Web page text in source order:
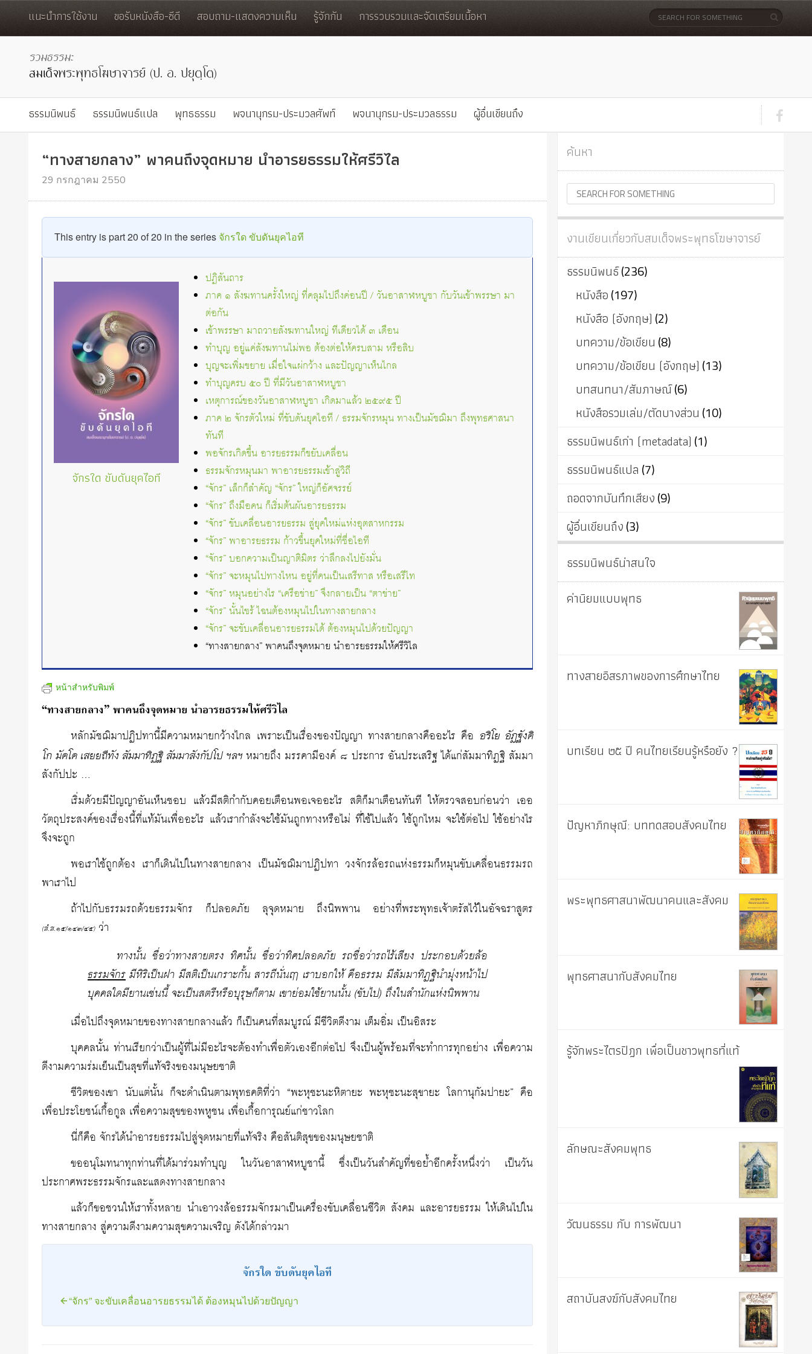
แนะนำการใช้งาน ขอรับหนังสือ-ซีดี สอบถาม-แสดงความเห็น รู้จักกัน การรวบรวมและจัดเตรียมเนื้อหา
ธรรมนิพนธ์ ธรรมนิพนธ์แปล พุทธธรรม พจนานุกรม-ประมวลศัพท์ พจนานุกรม-ประมวลธรรม ผู้อื่นเขียนถึง
“ทางสายกลาง” พาคนถึงจุดหมาย นำอารยธรรมให้ศรีวิไล
29 กรกฎาคม 2550
This entry is part 20 of 20 in the series จักรใด ขับดันยุคไอที
จักรใด ขับดันยุคไอที
ปฏิสันถาร
ภาค ๑ สังฆทานครั้งใหญ่ ที่คลุมไปถึงค่อนปี / วันอาสาฬหบูชา กับวันเข้าพรรษา มา
ต่อกัน
เข้าพรรษา มาถวายสังฆทานใหญ่ ทีเดียวได้ ๓ เดือน
ทำบุญ อยู่แค่สังฆทานไม่พอ ต้องต่อให้ครบสาม หรือสิบ
บุญจะเพิ่มขยาย เมื่อใจแผ่กว้าง และปัญญาเห็นไกล
ทำบุญครบ ๕๐ ปี ที่มีวันอาสาฬหบูชา
เหตุการณ์ของวันอาสาฬหบูชา เกิดมาแล้ว ๒๕๙๕ ปี
ภาค ๒ จักรตัวใหม่ ที่ขับดันยุคไอที / ธรรมจักรหมุน ทางเป็นมัชฌิมา ถึงพุทธศาสนา
ทันที
พอจักรเกิดขึ้น อารยธรรมก็ขยับเคลื่อน
ธรรมจักรหมุนมา พาอารยธรรมเข้าสู่วิถี
“จักร” เล็กก็สำคัญ “จักร” ใหญ่ก็อัศจรรย์
“จักร” ถึงมือคน ก็เริ่มต้นผันอารยธรรม
“จักร” ขับเคลื่อนอารยธรรม สู่ยุคใหม่แห่งอุตสาหกรรม
“จักร” พาอารยธรรม ก้าวขึ้นยุคใหม่ที่ชื่อไอที
“จักร” บอกความเป็นญาติมิตร ว่าลึกลงไปยังมั่น
“จักร” จะหมุนไปทางไหน อยู่ที่คนเป็นเสรีทาส หรือเสรีไท
“จักร” หมุนอย่างไร “เครือข่าย” จึงกลายเป็น “ตาข่าย”
“จักร” นั้นไซร้ ไฉนต้องหมุนไปในทางสายกลาง
“จักร” จะขับเคลื่อนอารยธรรมได้ ต้องหมุนไปด้วยปัญญา
“ทางสายกลาง” พาคนถึงจุดหมาย นำอารยธรรมให้ศรีวิไล
หน้าสำหรับพิมพ์
“ทางสายกลาง” พาคนถึงจุดหมาย นำอารยธรรมให้ศรีวิไล
หลักมัชฌิมาปฏิปทานี้มีความหมายกว้างไกล เพราะเป็นเรื่องของปัญญา ทางสายกลางคืออะไร คือ อริโย อัฏฐังคิ
โก มัคโค เสยยถีทัง สัมมาทิฏฐิ สัมมาสังกัปโป ฯลฯหมายถึง มรรคามีองค์ ๘ ประการ อันประเสริฐ ได้แก่สัมมาทิฏฐิ สัมมา
สังกัปปะ …
เริ่มด้วยมีปัญญาอันเห็นชอบ แล้วมีสติกำกับคอยเตือนพอเจออะไร สติก็มาเตือนทันที ให้ตรวจสอบก่อนว่า เออ
วัตถุประสงค์ของเรื่องนี้ที่แท้มันเพื่ออะไร แล้วเรากำลังจะใช้มันถูกทางหรือไม่ ที่ใช้ไปแล้ว ใช้ถูกไหม จะใช้ต่อไป ใช้อย่างไร
จึงจะถูก
พอเราใช้ถูกต้อง เราก็เดินไปในทางสายกลาง เป็นมัชฌิมาปฏิปทา วงจักรล้อรถแห่งธรรมก็หมุนขับเคลื่อนธรรมรถ
พาเราไป
ถ้าไปกับธรรมรถด้วยธรรมจักร ก็ปลอดภัย ลุจุดหมาย ถึงนิพพาน อย่างที่พระพุทธเจ้าตรัสไว้ในอัจฉราสูตร
(สํ.ส.๑๕/๑๔๓/๔๕)ว่า
ทางนั้น ชื่อว่าทางสายตรง ทิศนั้น ชื่อว่าทิศปลอดภัย รถชื่อว่ารถไร้เสียง ประกอบด้วยล้อ
ธรรมจักรมีหิริเป็นฝา มีสติเป็นเกราะกั้น สารถีนั่นฤา เราบอกให้ คือธรรม มีสัมมาทิฏฐินำมุ่งหน้าไป
บุคคลใดมียานเช่นนี้ จะเป็นสตรีหรือบุรุษก็ตาม เขาย่อมใช้ยานนั้น (ขับไป) ถึงในสำนักแห่งนิพพาน
เมื่อไปถึงจุดหมายของทางสายกลางแล้ว ก็เป็นคนที่สมบูรณ์ มีชีวิตดีงาม เต็มอิ่ม เป็นอิสระ
บุคคลนั้น ท่านเรียกว่าเป็นผู้ที่ไม่มีอะไรจะต้องทำเพื่อตัวเองอีกต่อไป จึงเป็นผู้พร้อมที่จะทำการทุกอย่าง เพื่อความ
ดีงามความร่มเย็นเป็นสุขที่แท้จริงของมนุษยชาติ
ชีวิตของเขา นับแต่นั้น ก็จะดำเนินตามพุทธคติที่ว่า “พะหุชะนะหิตายะ พะหุชะนะสุขายะ โลกานุกัมปายะ” คือ
เพื่อประโยชน์เกื้อกูล เพื่อความสุขของพหูชน เพื่อเกื้อการุณย์แก่ชาวโลก
นี่ก็คือ จักรได้นำอารยธรรมไปสู่จุดหมายที่แท้จริง คือสันติสุขของมนุษยชาติ
ขออนุโมทนาทุกท่านที่ได้มาร่วมทำบุญ ในวันอาสาฬหบูชานี้ ซึ่งเป็นวันสำคัญที่ขอย้ำอีกครั้งหนึ่งว่า เป็นวัน
ประกาศพระธรรมจักรและแสดงทางสายกลาง
แล้วก็ขอชวนให้เราทั้งหลาย นำเอาวงล้อธรรมจักรมาเป็นเครื่องขับเคลื่อนชีวิต สังคม และอารยธรรม ให้เดินไปใน
ทางสายกลาง สู่ความดีงามความสุขความเจริญ ดังได้กล่าวมา
จักรใด ขับดันยุคไอที
“จักร” จะขับเคลื่อนอารยธรรมได้ ต้องหมุนไปด้วยปัญญา
ค้นหา
งานเขียนเกี่ยวกับสมเด็จพระพุทธโฆษาจารย์
ธรรมนิพนธ์(236)
หนังสือ(197)
หนังสือ (อังกฤษ) (2)
บทความ/ข้อเขียน (8)
บทความ/ข้อเขียน (อังกฤษ) (13)
บทสนทนา/สัมภาษณ์(6)
หนังสือรวมเล่ม/ตัดบางส่วน (10)
ธรรมนิพนธ์เก่า (metadata) (1)
ธรรมนิพนธ์แปล (7)
ถอดจากบันทึกเสียง(9)
ผู้อื่นเขียนถึง(3)
ธรรมนิพนธ์น่าสนใจ
ค่านิยมแบบพุทธ
ทางสายอิสรภาพของการศึกษาไทย
บทเรียน ๒๕ ปี คนไทยเรียนรู้หรือยัง ?
ปัญหาภิกษุณี: บททดสอบสังคมไทย
พระพุทธศาสนาพัฒนาคนและสังคม
พุทธศาสนากับสังคมไทย
รู้จักพระไตรปิฎก เพื่อเป็นชาวพุทธที่แท้
ลักษณะสังคมพุทธ
วัฒนธรรม กับ การพัฒนา
สถาบันสงฆ์กับสังคมไทย